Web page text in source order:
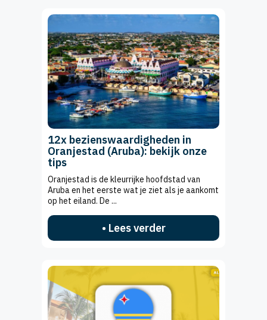
12x bezienswaardigheden in
Oranjestad (Aruba): bekijk onze
tips
Oranjestad is de kleurrijke hoofdstad van
Aruba en het eerste wat je ziet als je aankomt
op het eiland. De ...
• Lees verder